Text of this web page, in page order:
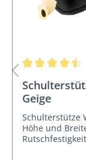
Geige
Schulterstütze
Höhe und